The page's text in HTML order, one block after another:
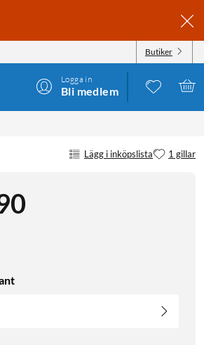
Butiker
Logga in
Bli medlem
Lägg i inköpslista 1 gillar